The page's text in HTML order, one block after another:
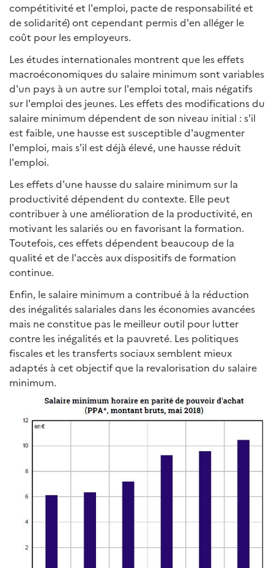
compétitivité et l'emploi, pacte de responsabilité et
de solidarité) ont cependant permis d'en alléger le
coût pour les employeurs.
Les études internationales montrent que les effets
macroéconomiques du salaire minimum sont variables
d'un pays à un autre sur l'emploi total, mais négatifs
sur l'emploi des jeunes. Les effets des modifications du
salaire minimum dépendent de son niveau initial : s'il
est faible, une hausse est susceptible d'augmenter
l'emploi, mais s'il est déjà élevé, une hausse réduit
l'emploi.
Les effets d'une hausse du salaire minimum sur la
productivité dépendent du contexte. Elle peut
contribuer à une amélioration de la productivité, en
motivant les salariés ou en favorisant la formation.
Toutefois, ces effets dépendent beaucoup de la
qualité et de l'accès aux dispositifs de formation
continue.
Enfin, le salaire minimum a contribué à la réduction
des inégalités salariales dans les économies avancées
mais ne constitue pas le meilleur outil pour lutter
contre les inégalités et la pauvreté. Les politiques
fiscales et les transferts sociaux semblent mieux
adaptés à cet objectif que la revalorisation du salaire
minimum.